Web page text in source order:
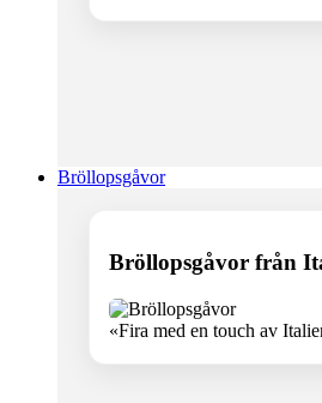
Bröllopsgåvor
Bröllopsgåvor från
«Fira med en touch av